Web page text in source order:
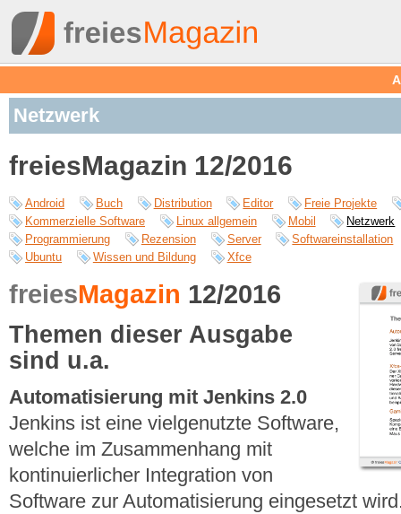
Netzwerk
freiesMagazin 12/2016
Android Buch Distribution Editor
Freie Projekte
Kommerzielle Software
Linux allgemein Mobil
Netzwerk
Programmierung
Rezension Server
Softwareinstallation
Ubuntu
Wissen und Bildung Xfce
freiesMagazin 12/2016
Themen dieser Ausgabe
sind u.a.
Automatisierung mit Jenkins 2.0
Jenkins ist eine vielgenutzte Software,
welche im Zusammenhang mit
kontinuierlicher Integration von
Software zur Automatisierung eingesetzt